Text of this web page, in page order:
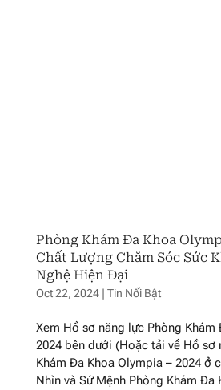
Phòng Khám Đa Khoa
Chất Lượng Chăm Sóc Sức
Nghệ Hiện Đại
Oct 22, 2024| Tin Nổi Bật
Xem Hồ sơ năng lực Phòng Khám
2024 bên dưới (Hoặc tải về Hồ sơ
Khám Đa Khoa Olympia – 2024 ở
Nhìn và Sứ Mệnh Phòng Khám Đa